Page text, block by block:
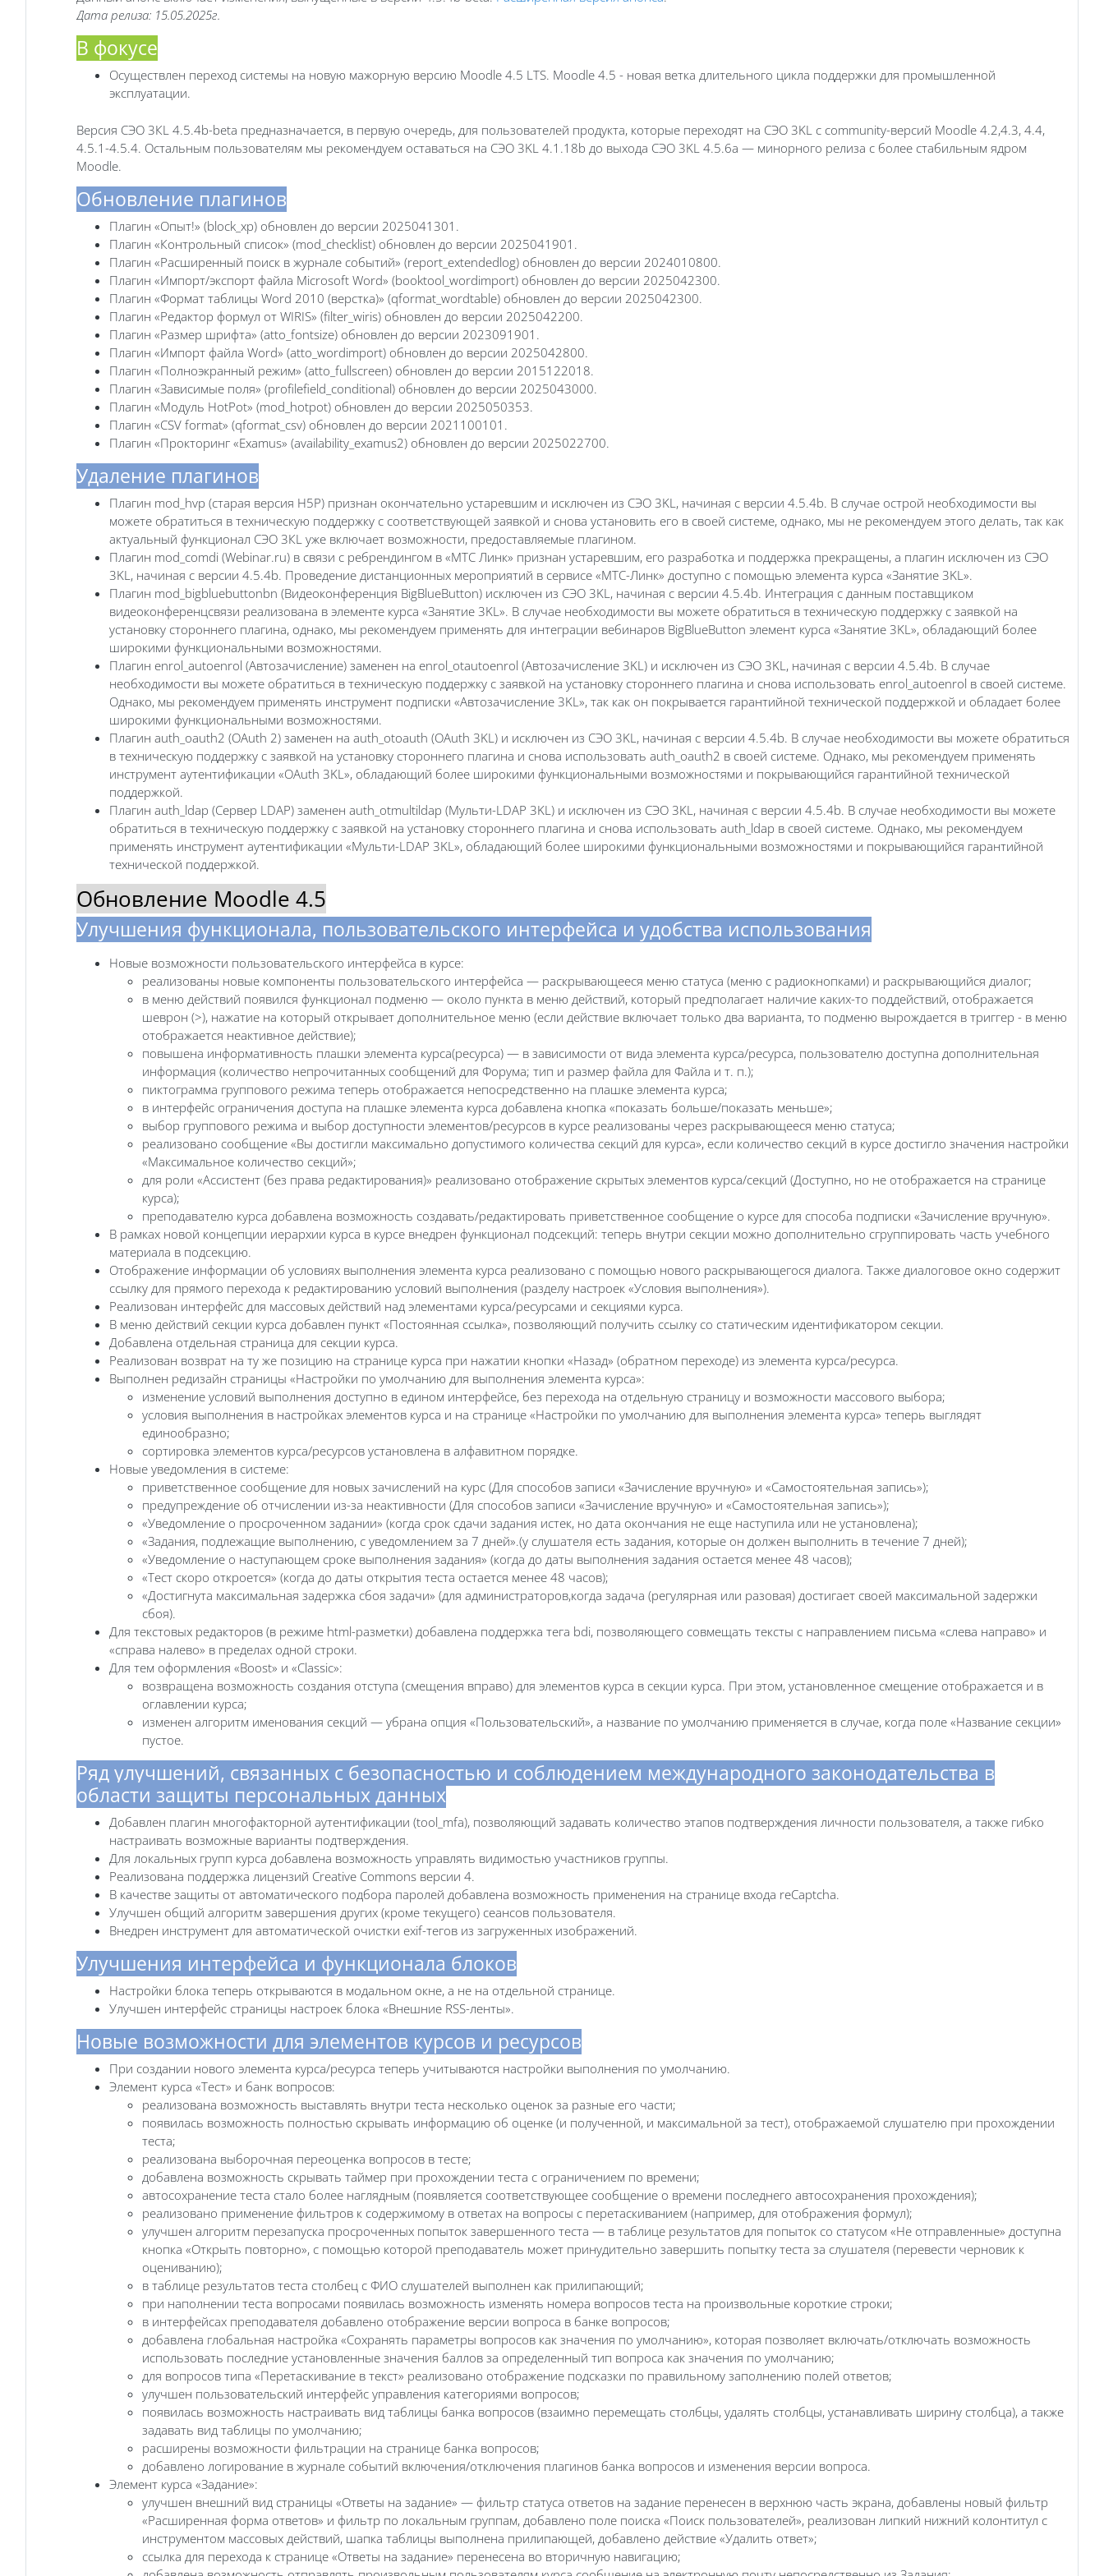
Дата релиза: 15.05.2025г.
В фокусе
Осуществлен переход системы на новую мажорную версию Moodle 4.5 LTS. Moodle 4.5 - новая ветка длительного цикла поддержки для промышленной
эксплуатации.
Версия СЭО 3КL 4.5.4b-beta предназначается, в первую очередь, для пользователей продукта, которые переходят на СЭО 3KL с community-версий Moodle 4.2,4.3, 4.4,
4.5.1-4.5.4. Остальным пользователям мы рекомендуем оставаться на СЭО 3KL 4.1.18b до выхода СЭО 3KL 4.5.6a — минорного релиза с более стабильным ядром
Moodle.
Обновление плагинов
Плагин «Опыт!» (block_xp) обновлен до версии 2025041301.
Плагин «Контрольный список» (mod_checklist) обновлен до версии 2025041901.
Плагин «Расширенный поиск в журнале событий» (report_extendedlog) обновлен до версии 2024010800.
Плагин «Импорт/экспорт файла Microsoft Word» (booktool_wordimport) обновлен до версии 2025042300.
Плагин «Формат таблицы Word 2010 (верстка)» (qformat_wordtable) обновлен до версии 2025042300.
Плагин «Редактор формул от WIRIS» (filter_wiris) обновлен до версии 2025042200.
Плагин «Размер шрифта» (atto_fontsize) обновлен до версии 2023091901.
Плагин «Импорт файла Word» (atto_wordimport) обновлен до версии 2025042800.
Плагин «Полноэкранный режим» (atto_fullscreen) обновлен до версии 2015122018.
Плагин «Зависимые поля» (profilefield_conditional) обновлен до версии 2025043000.
Плагин «Модуль HotPot» (mod_hotpot) обновлен до версии 2025050353.
Плагин «CSV format» (qformat_csv) обновлен до версии 2021100101.
Плагин «Прокторинг «Examus» (availability_examus2) обновлен до версии 2025022700.
Удаление плагинов
Плагин mod_hvp (старая версия H5P) признан окончательно устаревшим и исключен из СЭО 3KL, начиная с версии 4.5.4b. В случае острой необходимости вы
можете обратиться в техническую поддержку с соответствующей заявкой и снова установить его в своей системе, однако, мы не рекомендуем этого делать, так как
актуальный функционал СЭО 3КL уже включает возможности, предоставляемые плагином.
Плагин mod_comdi (Webinar.ru) в связи с ребрендингом в «МТС Линк» признан устаревшим, его разработка и поддержка прекращены, а плагин исключен из СЭО
3KL, начиная с версии 4.5.4b. Проведение дистанционных мероприятий в сервисе «МТС-Линк» доступно с помощью элемента курса «Занятие 3KL».
Плагин mod_bigbluebuttonbn (Видеоконференция BigBlueButton) исключен из СЭО 3KL, начиная с версии 4.5.4b. Интеграция с данным поставщиком
видеоконференцсвязи реализована в элементе курса «Занятие 3KL». В случае необходимости вы можете обратиться в техническую поддержку с заявкой на
установку стороннего плагина, однако, мы рекомендуем применять для интеграции вебинаров BigBlueButton элемент курса «Занятие 3KL», обладающий более
широкими функциональными возможностями.
Плагин enrol_autoenrol (Автозачисление) заменен на enrol_otautoenrol (Автозачисление 3KL) и исключен из СЭО 3KL, начиная с версии 4.5.4b. В случае
необходимости вы можете обратиться в техническую поддержку с заявкой на установку стороннего плагина и снова использовать enrol_autoenrol в своей системе.
Однако, мы рекомендуем применять инструмент подписки «Автозачисление 3KL», так как он покрывается гарантийной технической поддержкой и обладает более
широкими функциональными возможностями.
Плагин auth_oauth2 (OAuth 2) заменен на auth_otoauth (OAuth 3KL) и исключен из СЭО 3KL, начиная с версии 4.5.4b. В случае необходимости вы можете обратиться
в техническую поддержку с заявкой на установку стороннего плагина и снова использовать auth_oauth2 в своей системе. Однако, мы рекомендуем применять
инструмент аутентификации «OAuth 3KL», обладающий более широкими функциональными возможностями и покрывающийся гарантийной технической
поддержкой.
Плагин auth_ldap (Сервер LDAP) заменен auth_otmultildap (Мульти-LDAP 3KL) и исключен из СЭО 3KL, начиная с версии 4.5.4b. В случае необходимости вы можете
обратиться в техническую поддержку с заявкой на установку стороннего плагина и снова использовать auth_ldap в своей системе. Однако, мы рекомендуем
применять инструмент аутентификации «Мульти-LDAP 3KL», обладающий более широкими функциональными возможностями и покрывающийся гарантийной
технической поддержкой.
Обновление Moodle 4.5
Улучшения функционала, пользовательского интерфейса и удобства использования
Новые возможности пользовательского интерфейса в курсе:
реализованы новые компоненты пользовательского интерфейса — раскрывающееся меню статуса (меню с радиокнопками) и раскрывающийся диалог;
в меню действий появился функционал подменю — около пункта в меню действий, который предполагает наличие каких-то поддействий, отображается
шеврон (>), нажатие на который открывает дополнительное меню (если действие включает только два варианта, то подменю вырождается в триггер - в меню
отображается неактивное действие);
повышена информативность плашки элемента курса(ресурса) — в зависимости от вида элемента курса/ресурса, пользователю доступна дополнительная
информация (количество непрочитанных сообщений для Форума; тип и размер файла для Файла и т. п.);
пиктограмма группового режима теперь отображается непосредственно на плашке элемента курса;
в интерфейс ограничения доступа на плашке элемента курса добавлена кнопка «показать больше/показать меньше»;
выбор группового режима и выбор доступности элементов/ресурсов в курсе реализованы через раскрывающееся меню статуса;
реализовано сообщение «Вы достигли максимально допустимого количества секций для курса», если количество секций в курсе достигло значения настройки
«Максимальное количество секций»;
для роли «Ассистент (без права редактирования)» реализовано отображение скрытых элементов курса/секций (Доступно, но не отображается на странице
курса);
преподавателю курса добавлена возможность создавать/редактировать приветственное сообщение о курсе для способа подписки «Зачисление вручную».
В рамках новой концепции иерархии курса в курсе внедрен функционал подсекций: теперь внутри секции можно дополнительно сгруппировать часть учебного
материала в подсекцию.
Отображение информации об условиях выполнения элемента курса реализовано с помощью нового раскрывающегося диалога. Также диалоговое окно содержит
ссылку для прямого перехода к редактированию условий выполнения (разделу настроек «Условия выполнения»).
Реализован интерфейс для массовых действий над элементами курса/ресурсами и секциями курса.
В меню действий секции курса добавлен пункт «Постоянная ссылка», позволяющий получить ссылку со статическим идентификатором секции.
Добавлена отдельная страница для секции курса.
Реализован возврат на ту же позицию на странице курса при нажатии кнопки «Назад» (обратном переходе) из элемента курса/ресурса.
Выполнен редизайн страницы «Настройки по умолчанию для выполнения элемента курса»:
изменение условий выполнения доступно в едином интерфейсе, без перехода на отдельную страницу и возможности массового выбора;
условия выполнения в настройках элементов курса и на странице «Настройки по умолчанию для выполнения элемента курса» теперь выглядят
единообразно;
сортировка элементов курса/ресурсов установлена в алфавитном порядке.
Новые уведомления в системе:
приветственное сообщение для новых зачислений на курс (Для способов записи «Зачисление вручную» и «Самостоятельная запись»);
предупреждение об отчислении из-за неактивности (Для способов записи «Зачисление вручную» и «Самостоятельная запись»);
«Уведомление о просроченном задании» (когда срок сдачи задания истек, но дата окончания не еще наступила или не установлена);
«Задания, подлежащие выполнению, с уведомлением за 7 дней».(у слушателя есть задания, которые он должен выполнить в течение 7 дней);
«Уведомление о наступающем сроке выполнения задания» (когда до даты выполнения задания остается менее 48 часов);
«Тест скоро откроется» (когда до даты открытия теста остается менее 48 часов);
«Достигнута максимальная задержка сбоя задачи» (для администраторов,когда задача (регулярная или разовая) достигает своей максимальной задержки
сбоя).
Для текстовых редакторов (в режиме html-разметки) добавлена поддержка тега bdi, позволяющего совмещать тексты с направлением письма «слева направо» и
«справа налево» в пределах одной строки.
Для тем оформления «Boost» и «Classic»:
возвращена возможность создания отступа (смещения вправо) для элементов курса в секции курса. При этом, установленное смещение отображается и в
оглавлении курса;
изменен алгоритм именования секций — убрана опция «Пользовательский», а название по умолчанию применяется в случае, когда поле «Название секции»
пустое.
Ряд улучшений, связанных с безопасностью и соблюдением международного законодательства в
области защиты персональных данных
Добавлен плагин многофакторной аутентификации (tool_mfa), позволяющий задавать количество этапов подтверждения личности пользователя, а также гибко
настраивать возможные варианты подтверждения.
Для локальных групп курса добавлена возможность управлять видимостью участников группы.
Реализована поддержка лицензий Creative Commons версии 4.
В качестве защиты от автоматического подбора паролей добавлена возможность применения на странице входа reCaptcha.
Улучшен общий алгоритм завершения других (кроме текущего) сеансов пользователя.
Внедрен инструмент для автоматической очистки exif-тегов из загруженных изображений.
Улучшения интерфейса и функционала блоков
Настройки блока теперь открываются в модальном окне, а не на отдельной странице.
Улучшен интерфейс страницы настроек блока «Внешние RSS-ленты».
Новые возможности для элементов курсов и ресурсов
При создании нового элемента курса/ресурса теперь учитываются настройки выполнения по умолчанию.
Элемент курса «Тест» и банк вопросов:
реализована возможность выставлять внутри теста несколько оценок за разные его части;
появилась возможность полностью скрывать информацию об оценке (и полученной, и максимальной за тест), отображаемой слушателю при прохождении
теста;
реализована выборочная переоценка вопросов в тесте;
добавлена возможность скрывать таймер при прохождении теста с ограничением по времени;
автосохранение теста стало более наглядным (появляется соответствующее сообщение о времени последнего автосохранения прохождения);
реализовано применение фильтров к содержимому в ответах на вопросы с перетаскиванием (например, для отображения формул);
улучшен алгоритм перезапуска просроченных попыток завершенного теста — в таблице результатов для попыток со статусом «Не отправленные» доступна
кнопка «Открыть повторно», с помощью которой преподаватель может принудительно завершить попытку теста за слушателя (перевести черновик к
оцениванию);
в таблице результатов теста столбец с ФИО слушателей выполнен как прилипающий;
при наполнении теста вопросами появилась возможность изменять номера вопросов теста на произвольные короткие строки;
в интерфейсах преподавателя добавлено отображение версии вопроса в банке вопросов;
добавлена глобальная настройка «Сохранять параметры вопросов как значения по умолчанию», которая позволяет включать/отключать возможность
использовать последние установленные значения баллов за определенный тип вопроса как значения по умолчанию;
для вопросов типа «Перетаскивание в текст» реализовано отображение подсказки по правильному заполнению полей ответов;
улучшен пользовательский интерфейс управления категориями вопросов;
появилась возможность настраивать вид таблицы банка вопросов (взаимно перемещать столбцы, удалять столбцы, устанавливать ширину столбца), а также
задавать вид таблицы по умолчанию;
расширены возможности фильтрации на странице банка вопросов;
добавлено логирование в журнале событий включения/отключения плагинов банка вопросов и изменения версии вопроса.
Элемент курса «Задание»:
улучшен внешний вид страницы «Ответы на задание» — фильтр статуса ответов на задание перенесен в верхнюю часть экрана, добавлены новый фильтр
«Расширенная форма ответов» и фильтр по локальным группам, добавлено поле поиска «Поиск пользователей», реализован липкий нижний колонтитул с
инструментом массовых действий, шапка таблицы выполнена прилипающей, добавлено действие «Удалить ответ»;
ссылка для перехода к странице «Ответы на задание» перенесена во вторичную навигацию;